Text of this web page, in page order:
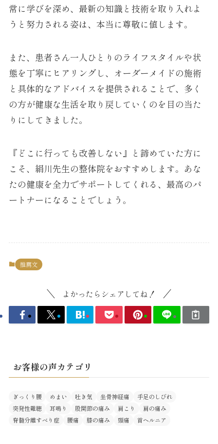
常に学びを深め、最新の知識と技術を取り入れよ
うと努力される姿は、本当に尊敬に値します。
また、患者さん一人ひとりのライフスタイルや状
態を丁寧にヒアリングし、オーダーメイドの施術
と具体的なアドバイスを提供されることで、多く
の方が健康な生活を取り戻していくのを目の当た
りにしてきました。
『どこに行っても改善しない』と諦めていた方に
こそ、絹川先生の整体院をおすすめします。あな
たの健康を全力でサポートしてくれる、最高のパ
ートナーになることでしょう。
推薦文
よかったらシェアしてね！
お客様の声カテゴリ
ぎっくり腰 めまい 吐き気 坐骨神経痛
手足のしびれ
突発性難聴
耳鳴り 股関節の痛み 肩こり
肩の痛み
脊髄分離すべり症
腰痛 膝の痛み 頭痛 首ヘルニア